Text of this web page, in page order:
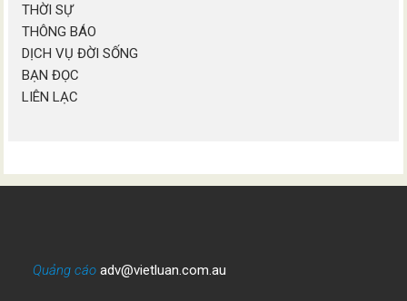
THỜI SỰ
THÔNG BÁO
DỊCH VỤ ĐỜI SỐNG
BẠN ĐỌC
LIÊN LẠC
Quảng cáo adv@vietluan.com.au